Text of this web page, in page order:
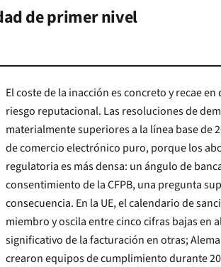
de primer nivel
El coste de la inacción es concreto y recae
riesgo reputacional. Las resoluciones de demandas ADA contra bancos en EE. UU. suelen ser
materialmente superiores a la línea base de 20 000-50 000 dólares observada en expedientes
de comercio electrónico puro, porque los abogados del lado demandante saben que la capa
regulatoria es más densa: un ángulo de banca equitativa, la posibilidad de una orden
consentimiento de la CFPB, una pregunta supervisora de
consecuencia. En la UE, el calendario de
miembro y oscila entre cinco cifras bajas en
significativo de la facturación en otras; Alemania, Francia, Italia, España y los Países Bajos
crearon equipos de cumplimiento durante 2025 y comenzaron a emitir la primera ronda de